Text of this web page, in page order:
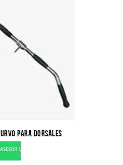
PARA DORSALES
ASESOR 1